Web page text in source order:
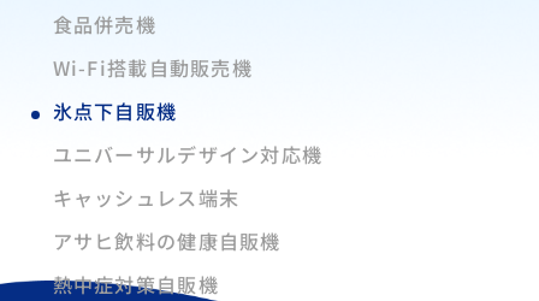
食品併売機
Wi-Fi搭載自動販売機
氷点下自販機
ユニバーサルデザイン対応機
キャッシュレス端末
アサヒ飲料の健康自販機
熱中症対策自販機